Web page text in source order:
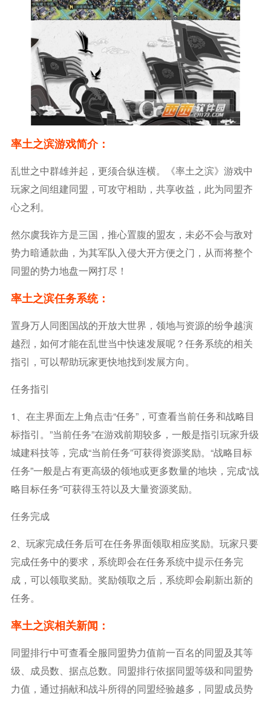
率土之滨游戏简介：
乱世之中群雄并起，更须合纵连横。《率土之滨》游戏中
玩家之间组建同盟，可攻守相助，共享收益，此为同盟齐
心之利。
然尔虞我诈方是三国，推心置腹的盟友，未必不会与敌对
势力暗通款曲，为其军队入侵大开方便之门，从而将整个
同盟的势力地盘一网打尽！
率土之滨任务系统：
置身万人同图国战的开放大世界，领地与资源的纷争越演
越烈，如何才能在乱世当中快速发展呢？任务系统的相关
指引，可以帮助玩家更快地找到发展方向。
任务指引
1、在主界面左上角点击“任务”，可查看当前任务和战略目
标指引。”当前任务”在游戏前期较多，一般是指引玩家升级
城建科技等，完成“当前任务”可获得资源奖励。“战略目标
任务”一般是占有更高级的领地或更多数量的地块，完成“战
略目标任务”可获得玉符以及大量资源奖励。
任务完成
2、玩家完成任务后可在任务界面领取相应奖励。玩家只要
完成任务中的要求，系统即会在任务系统中提示任务完
成，可以领取奖励。奖励领取之后，系统即会刷新出新的
任务。
率土之滨相关新闻：
同盟排行中可查看全服同盟势力值前一百名的同盟及其等
级、成员数、据点总数。同盟排行依据同盟等级和同盟势
力值，通过捐献和战斗所得的同盟经验越多，同盟成员势